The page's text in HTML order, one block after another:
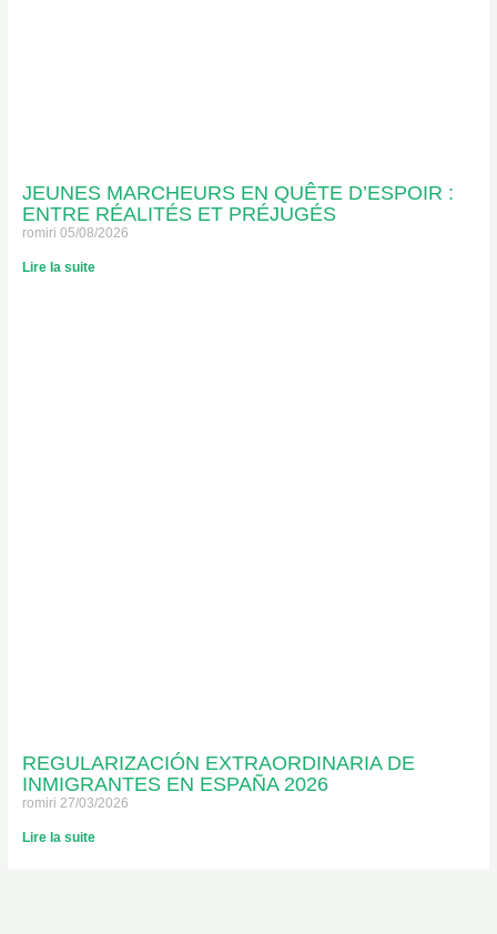
JEUNES MARCHEURS EN QUÊTE D’ESPOIR :
ENTRE RÉALITÉS ET PRÉJUGÉS
romiri05/08/2026
Lire la suite
REGULARIZACIÓN EXTRAORDINARIA DE
INMIGRANTES EN ESPAÑA 2026
romiri 27/03/2026
Lire la suite